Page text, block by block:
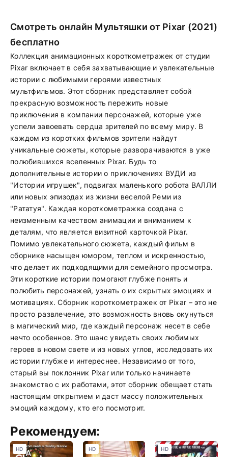
Смотреть онлайн Мультяшки от Pixar (2021)
бесплатно
Коллекция анимационных короткометражек от студии
Pixar включает в себя захватывающие и увлекательные
истории с любимыми героями известных
мультфильмов. Этот сборник представляет собой
прекрасную возможность пережить новые
приключения в компании персонажей, которые уже
успели завоевать сердца зрителей по всему миру. В
каждом из коротких фильмов зрители найдут
уникальные сюжеты, которые разворачиваются в уже
полюбившихся вселенных Pixar. Будь то
дополнительные истории о приключениях ВУДИ из
"Истории игрушек", подвигах маленького робота ВАЛЛИ
или новых эпизодах из жизни веселой Реми из
"Рататуя". Каждая короткометражка создана с
неизменным качеством анимации и вниманием к
деталям, что является визитной карточкой Pixar.
Помимо увлекательного сюжета, каждый фильм в
сборнике насыщен юмором, теплом и искренностью,
что делает их подходящими для семейного просмотра.
Эти короткие истории помогают глубже понять и
полюбить персонажей, узнать о их скрытых эмоциях и
мотивациях. Сборник короткометражек от Pixar – это не
просто развлечение, это возможность вновь окунуться
в магический мир, где каждый персонаж несет в себе
нечто особенное. Это шанс увидеть своих любимых
героев в новом свете и из новых углов, исследовать их
истории глубже и интереснее. Независимо от того,
старый вы поклонник Pixar или только начинаете
знакомство с их работами, этот сборник обещает стать
настоящим открытием и даст массу положительных
эмоций каждому, кто его посмотрит.
Рекомендуем:
HD HD HD